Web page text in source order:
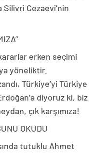
Cezaevi’nin
erken seçimi
yöneliktir.
Türkiye’yi Türkiye
diyoruz ki, biz
çık karşımıza!
OKUDU
tutuklu Ahmet